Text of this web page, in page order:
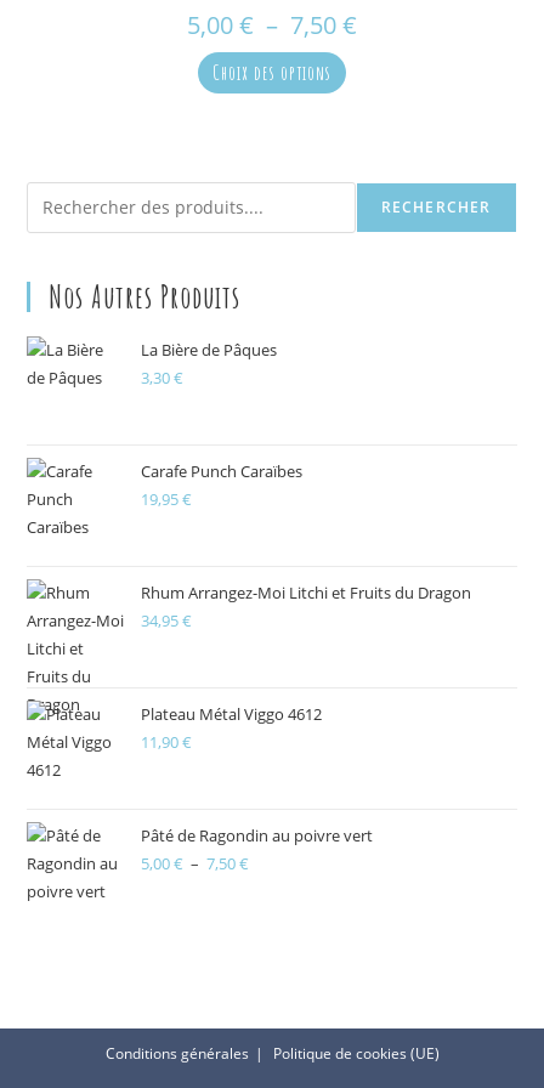
du
5,00€ – 7,50€
Choix des options produit
peuvent
choisies
sur
Rechercher RECHERCHER
Nos Autres Produits
La Bière de Pâques
3,30€
Carafe Punch Caraïbes
19,95€
Rhum Arrangez-Moi Litchi et Fruits du Dragon
34,95€
Plateau Métal Viggo 4612
11,90€
Pâté de Ragondin au poivre vert
5,00€ – 7,50€
Conditions générales Politique de cookies (UE)